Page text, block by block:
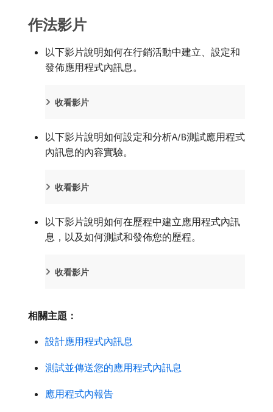
作法影片
以下影片說明如何在行銷活動中建立、設定和
發佈應用程式內訊息。
收看影片
以下影片說明如何設定和分析A/B測試應用程式
內訊息的內容實驗。
收看影片
以下影片說明如何在歷程中建立應用程式內訊
息，以及如何測試和發佈您的歷程。
收看影片
相關主題：
設計應用程式內訊息
測試並傳送您的應用程式內訊息
應用程式內報告